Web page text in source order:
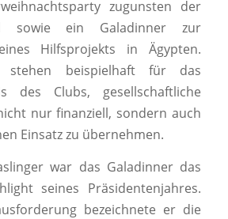
zugunsten der
sowie ein Galadinner zur
Hilfsprojekts in Ägypten.
stehen beispielhaft für das
des Clubs, gesellschaftliche
nur finanziell, sondern auch
Einsatz zu übernehmen.
war das Galadinner das
seines Präsidentenjahres.
bezeichnete er die